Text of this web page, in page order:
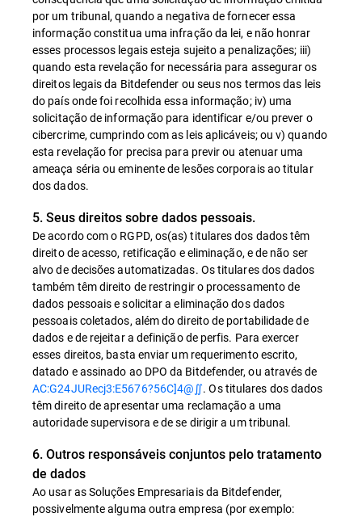
por um tribunal, quando a negativa de fornecer essa
informação constitua uma infração da lei, e não honrar
esses processos legais esteja sujeito a penalizações; iii)
quando esta revelação for necessária para assegurar os
direitos legais da Bitdefender ou seus nos termos das leis
do país onde foi recolhida essa informação; iv) uma
solicitação de informação para identificar e/ou prever o
cibercrime, cumprindo com as leis aplicáveis; ou v) quando
esta revelação for precisa para previr ou atenuar uma
ameaça séria ou eminente de lesões corporais ao titular
dos dados.
5. Seus direitos sobre dados pessoais.
De acordo com o RGPD, os(as) titulares dos dados têm
direito de acesso, retificação e eliminação, e de não ser
alvo de decisões automatizadas. Os titulares dos dados
também têm direito de restringir o processamento de
dados pessoais e solicitar a eliminação dos dados
pessoais coletados, além do direito de portabilidade de
dados e de rejeitar a definição de perfis. Para exercer
esses direitos, basta enviar um requerimento escrito,
datado e assinado ao DPO da Bitdefender, ou através de
AC:G24JURecj3:E5676?56C]4@∬. Os titulares dos dados
têm direito de apresentar uma reclamação a uma
autoridade supervisora e de se dirigir a um tribunal.
6. Outros responsáveis conjuntos pelo tratamento
de dados
Ao usar as Soluções Empresariais da Bitdefender,
possivelmente alguma outra empresa (por exemplo: